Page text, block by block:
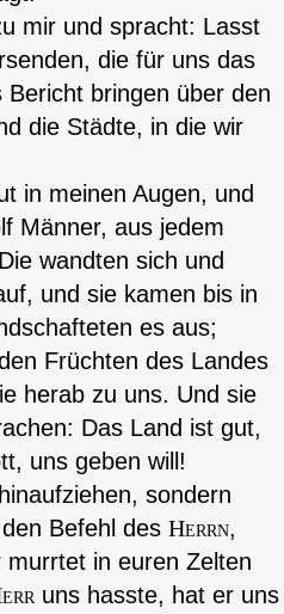
mir und spracht: Lasst
die für uns das
bringen über den
die Städte, in die wir
in meinen Augen, und
Männer, aus jedem
Die wandten sich und
und sie kamen bis in
es aus;
Früchten des Landes
herab zu uns. Und sie
Das Land ist gut,
uns geben will!
sondern
Befehl desHerrn,
murrtet in euren Zelten
uns hasste, hat er uns